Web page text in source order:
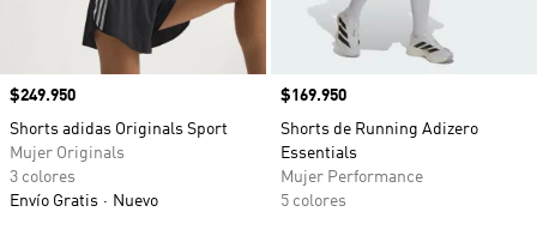
Precio
$249.950
Shorts adidas Originals Sport
Mujer Originals
3 colores
Envío Gratis
Nuevo
Precio
$169.950
Shorts de Running Adizero
Essentials
Mujer Performance
5 colores